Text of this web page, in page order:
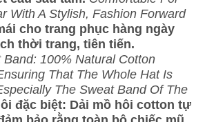
With A Stylish, Fashion Forward
cho trang phục hàng ngày
thời trang, tiên tiến.
100% Natural Cotton
That The Whole Hat Is
The Sweat Band Of The
đặc biệt: Dải mồ hôi cotton tự